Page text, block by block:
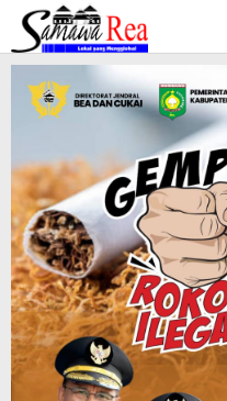
Lewati
konten